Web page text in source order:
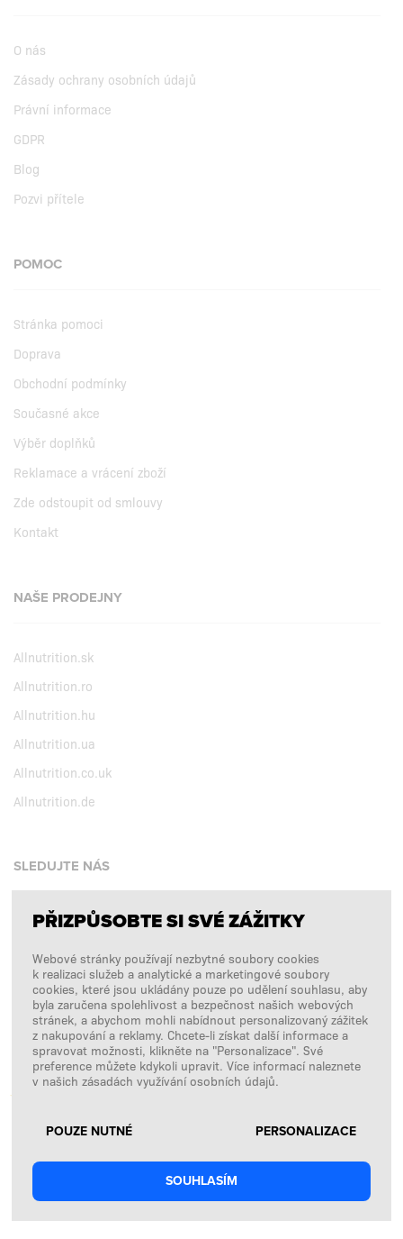
O nás
Zásady ochrany osobních údajů
Právní informace
GDPR
Blog
Pozvi přítele
POMOC
Stránka pomoci
Doprava
Obchodní podmínky
Současné akce
Výběr doplňků
Reklamace a vrácení zboží
Zde odstoupit od smlouvy
Kontakt
NAŠE PRODEJNY
Allnutrition.sk
Allnutrition.ro
Allnutrition.hu
Allnutrition.ua
Allnutrition.co.uk
Allnutrition.de
SLEDUJTE NÁS
Facebook
Instagram
Copyright © 2026SFD S. A.
PLATBY ZPRACOVÁVÁ
PŘIZPŮSOBTE SI SVÉ ZÁŽITKY
Webové stránky používají nezbytné soubory cookies
k realizaci služeb a analytické a marketingové soubory
cookies, které jsou ukládány pouze po udělení souhlasu, aby
byla zaručena spolehlivost a bezpečnost našich webových
stránek, a abychom mohli nabídnout personalizovaný zážitek
z nakupování a reklamy. Chcete-li získat další informace a
spravovat možnosti, klikněte na "Personalizace". Své
preference můžete kdykoli upravit. Více informací naleznete
v našich zásadách využívání osobních údajů.
POUZE NUTNÉ PERSONALIZACE
SOUHLASÍM